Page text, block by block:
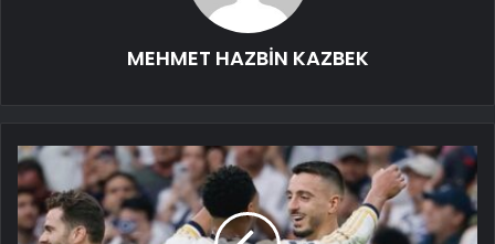
MEHMET HAZBİN KAZBEK